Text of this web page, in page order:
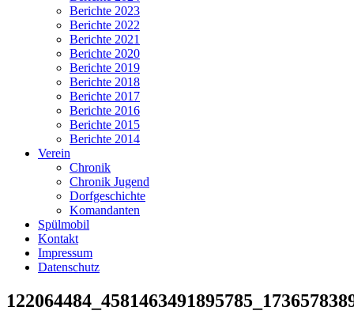
Berichte 2023
Berichte 2022
Berichte 2021
Berichte 2020
Berichte 2019
Berichte 2018
Berichte 2017
Berichte 2016
Berichte 2015
Berichte 2014
Verein
Chronik
Chronik Jugend
Dorfgeschichte
Komandanten
Spülmobil
Kontakt
Impressum
Datenschutz